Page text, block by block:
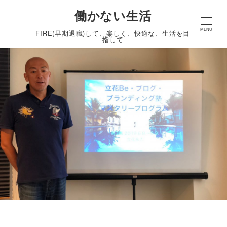
働かない生活
FIRE(早期退職)して、楽しく、快適な、生活を目
指して
MENU